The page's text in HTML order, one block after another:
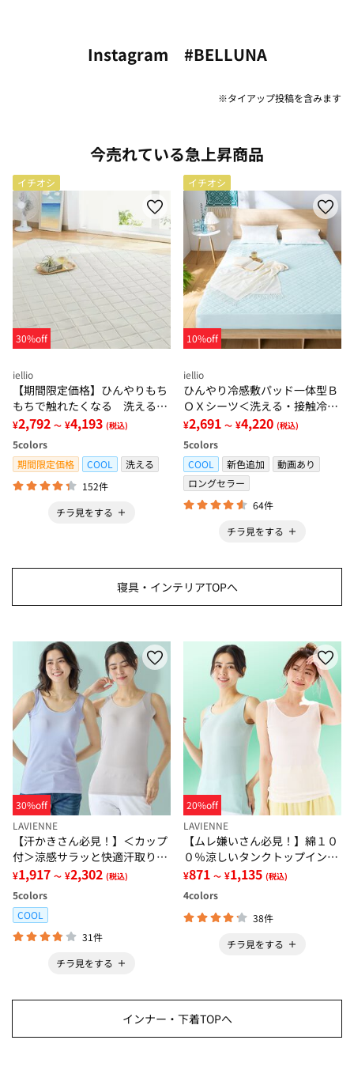
Instagram #BELLUNA
※タイアップ投稿を含みます
今売れている急上昇商品
イチオシ
30%off
iellio
【期間限定価格】ひんやりもち
もちで触れたくなる 洗えるラ
グ＜低反発・滑りにくい・接触
冷感・防ダニ・カーペット＞
¥2,792 ～ ¥4,193 (税込)
5colors
期間限定価格
COOL
洗える
152件
チラ見をする
イチオシ
10%off
iellio
ひんやり冷感敷パッド一体型Ｂ
ＯＸシーツ＜洗える・接触冷
感・抗菌防臭・時短・家事楽・
ボックスシーツ・寝苦しさ対策
＞
¥2,691 ～ ¥4,220 (税込)
5colors
COOL
新色追加
動画あり
ロングセラー
64件
チラ見をする
寝具・インテリアTOPへ
30%off
LAVIENNE
【汗かきさん必見！】＜カップ
付＞涼感サラッと快適汗取りタ
ンクトップインナー＜さらりラ
ボ＞
¥1,917 ～ ¥2,302 (税込)
5colors
COOL
31件
チラ見をする
20%off
LAVIENNE
【ムレ嫌いさん必見！】綿１０
０％涼しいタンクトップインナ
ー＜さらりラボ＞
¥871 ～ ¥1,135 (税込)
4colors
38件
チラ見をする
インナー・下着TOPへ